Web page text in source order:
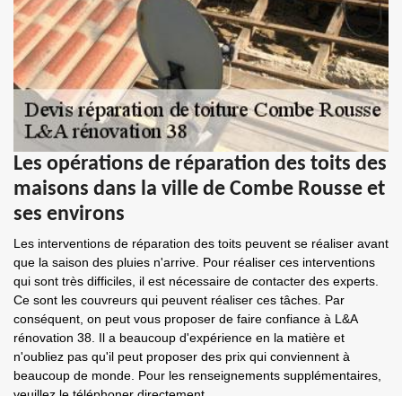
Les opérations de réparation des toits des
maisons dans la ville de Combe Rousse et
ses environs
Les interventions de réparation des toits peuvent se réaliser avant
que la saison des pluies n'arrive. Pour réaliser ces interventions
qui sont très difficiles, il est nécessaire de contacter des experts.
Ce sont les couvreurs qui peuvent réaliser ces tâches. Par
conséquent, on peut vous proposer de faire confiance à L&A
rénovation 38. Il a beaucoup d'expérience en la matière et
n'oubliez pas qu'il peut proposer des prix qui conviennent à
beaucoup de monde. Pour les renseignements supplémentaires,